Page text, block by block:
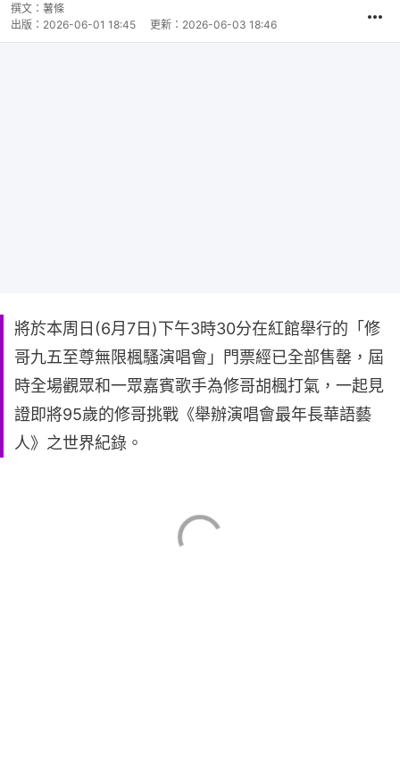
撰文： 薯條
出版： 2026-06-01 18:45 更新： 2026-06-03 18:46
將於本周日(6月7日)下午3時30分在紅館舉行的「修
哥九五至尊無限楓騷演唱會」門票經已全部售罄，屆
時全場觀眾和一眾嘉賓歌手為修哥胡楓打氣，一起見
證即將95歲的修哥挑戰《舉辦演唱會最年長華語藝
人》之世界紀錄。